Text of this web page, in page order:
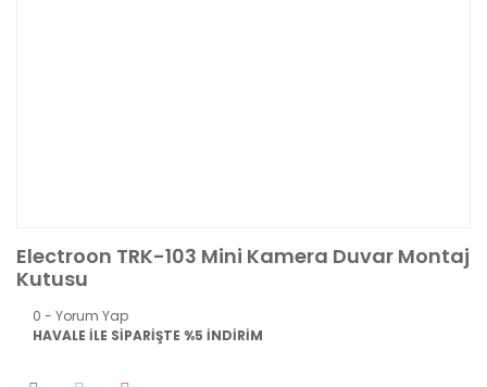
Electroon TRK-103 Mini Kamera Duvar Montaj
Kutusu
0 - Yorum Yap
HAVALE İLE SİPARİŞTE %5 İNDİRİM